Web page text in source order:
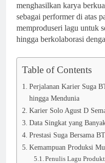
menghasilkan karya
sebagai performer di atas
memproduseri lagu untuk
hingga berkolaborasi
Table of Contents
Perjalanan Karier Suga
hingga Mendunia
Karier Solo Agust D
Data Singkat yang
Prestasi Suga Bersama
Kemampuan Produksi
Penulis Lagu